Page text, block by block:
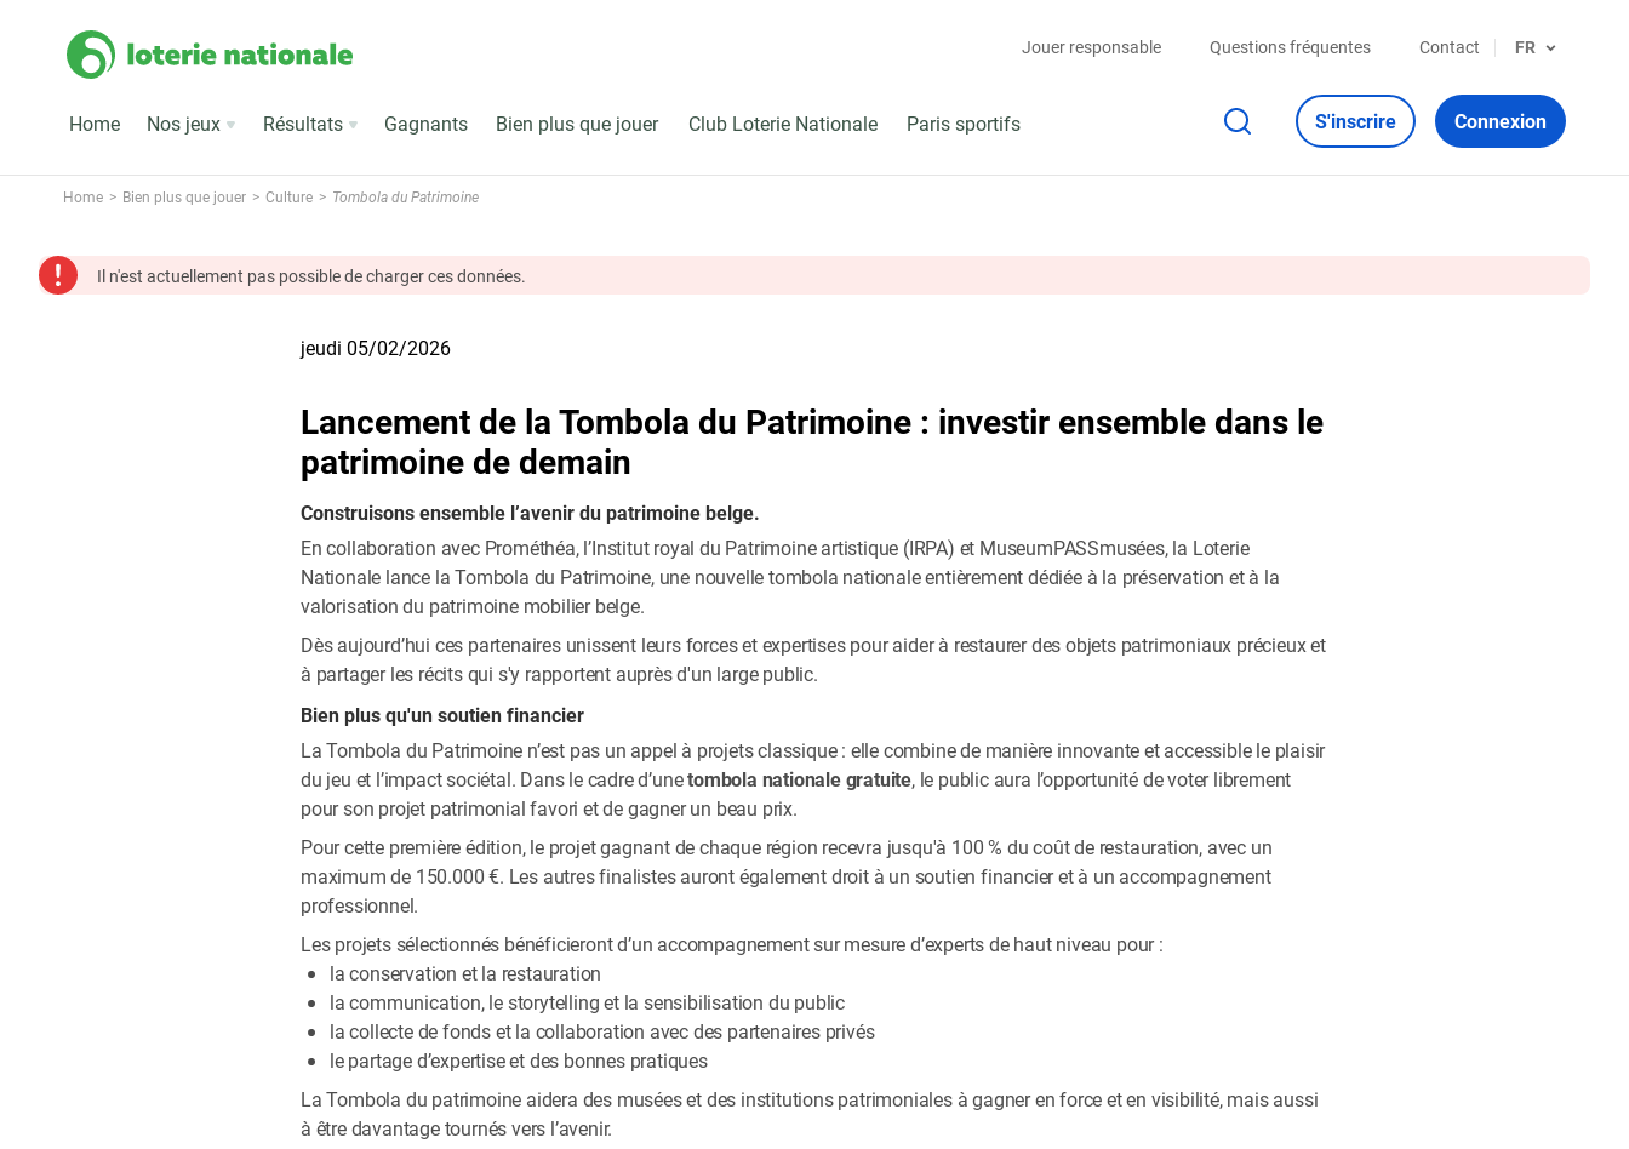
Jouer responsable Questions fréquentes Contact FR
Home Nos jeux Résultats Gagnants Bien plus que jouer Club Loterie Nationale Paris sportifs S'inscrire Connexion
Home Bien plus que jouer Culture Tombola du Patrimoine
Il n'est actuellement pas possible de charger ces données.
jeudi 05/02/2026
Lancement de la Tombola du Patrimoine : investir ensemble dans le
patrimoine de demain
Construisons ensemble l’avenir du patrimoine belge.
En collaboration avec Prométhéa, l’Institut royal du Patrimoine artistique (IRPA) et MuseumPASSmusées, la Loterie
Nationale lance la Tombola du Patrimoine, une nouvelle tombola nationale entièrement dédiée à la préservation et à la
valorisation du patrimoine mobilier belge.
Dès aujourd’hui ces partenaires unissent leurs forces et expertises pour aider à restaurer des objets patrimoniaux précieux et
à partager les récits qui s'y rapportent auprès d'un large public.
Bien plus qu'un soutien financier
La Tombola du Patrimoine n’est pas un appel à projets classique : elle combine de manière innovante et accessible le plaisir
du jeu et l’impact sociétal. Dans le cadre d’unetombola nationale gratuite, le public aura l’opportunité de voter librement
pour son projet patrimonial favori et de gagner un beau prix.
Pour cette première édition, le projet gagnant de chaque région recevra jusqu'à 100 % du coût de restauration, avec un
maximum de 150.000 €. Les autres finalistes auront également droit à un soutien financier et à un accompagnement
professionnel.
Les projets sélectionnés bénéficieront d’un accompagnement sur mesure d’experts de haut niveau pour :
la conservation et la restauration
la communication, le storytelling et la sensibilisation du public
la collecte de fonds et la collaboration avec des partenaires privés
le partage d’expertise et des bonnes pratiques
La Tombola du patrimoine aidera des musées et des institutions patrimoniales à gagner en force et en visibilité, mais aussi
à être davantage tournés vers l’avenir.